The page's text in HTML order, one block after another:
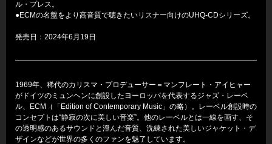
ル・プレス。
●ECMの名盤をより高音質で聴きたいリスナー向けのUHQ-CDシリーズ。
発売日：2024年6月19日
1969年、稀代のカリスマ・プロデューサー＝マンフレート・アイヒャー
がドイツのミュンヘンに創設したヨーロッパを代表するジャズ・レーベ
ル、ECM（「Edition of Contemporary Music」の略）。レーベル創設時の
コンセプトは“静寂の次に美しい音楽”。他のレーベルとは一線を画す、そ
の透明感のあるサウンドと澄んだ音質、洗練された美しいジャケット・デ
ザインなどが世界の多くのファンを魅了しています。